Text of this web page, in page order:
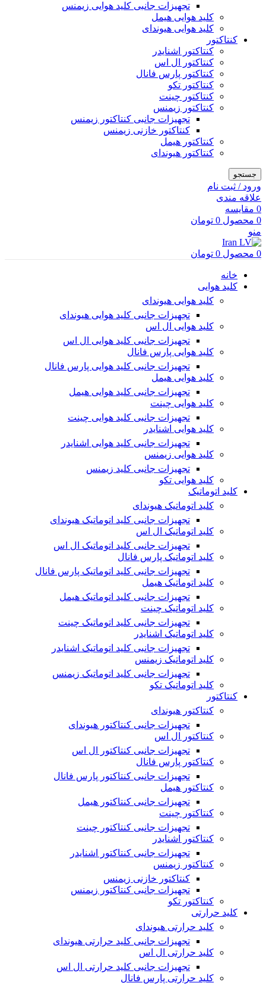
تجهیزات جانبی کلید هوایی زیمنس
کلید هوایی هیمل
کلید هوایی هیوندای
کنتاکتور
کنتاکتور اشنایدر
کنتاکتور ال اس
کنتاکتور پارس فانال
کنتاکتور تکو
کنتاکتور چینت
کنتاکتور زیمنس
تجهیزات جانبی کنتاکتور زیمنس
کنتاکتور خازنی زیمنس
کنتاکتور هیمل
کنتاکتور هیوندای
جستجو
ورود / ثبت نام
علاقه مندی
0 مقایسه
0 محصول 0 تومان
منو
0 محصول 0 تومان
خانه
کلید هوایی
کلید هوایی هیوندای
تجهیزات جانبی کلید هوایی هیوندای
کلید هوایی ال اس
تجهیزات جانبی کلید هوایی ال اس
کلید هوایی پارس فانال
تجهیزات جانبی کلید هوایی پارس فانال
کلید هوایی هیمل
تجهیزات جانبی کلید هوایی هیمل
کلید هوایی چینت
تجهیزات جانبی کلید هوایی چینت
کلید هوایی اشنایدر
تجهیزات جانبی کلید هوایی اشنایدر
کلید هوایی زیمنس
تجهیزات جانبی کلید زیمنس
کلید هوایی تکو
کلید اتوماتیک
کلید اتوماتیک هیوندای
تجهیزات جانبی کلید اتوماتیک هیوندای
کلید اتوماتیک ال اس
تجهیزات جانبی کلید اتوماتیک ال اس
کلید اتوماتیک پارس فانال
تجهیزات جانبی کلید اتوماتیک پارس فانال
کلید اتوماتیک هیمل
تجهیزات جانبی کلید اتوماتیک هیمل
کلید اتوماتیک چینت
تجهیزات جانبی کلید اتوماتیک چینت
کلید اتوماتیک اشنایدر
تجهیزات جانبی کلید اتوماتیک اشنایدر
کلید اتوماتیک زیمنس
تجهیزات جانبی کلید اتوماتیک زیمنس
کلید اتوماتیک تکو
کنتاکتور
کنتاکتور هیوندای
تجهیزات جانبی کنتاکتور هیوندای
کنتاکتور ال اس
تجهیزات جانبی کنتاکتور ال اس
کنتاکتور پارس فانال
تجهیزات جانبی کنتاکتور پارس فانال
کنتاکتور هیمل
تجهیزات جانبی کنتاکتور هیمل
کنتاکتور چینت
تجهیزات جانبی کنتاکتور چینت
کنتاکتور اشنایدر
تجهیزات جانبی کنتاکتور اشنایدر
کنتاکتور زیمنس
کنتاکتور خازنی زیمنس
تجهیزات جانبی کنتاکتور زیمنس
کنتاکتور تکو
کلید حرارتی
کلید حرارتی هیوندای
تجهیزات جانبی کلید حرارتی هیوندای
کلید حرارتی ال اس
تجهیزات جانبی کلید حرارتی ال اس
کلید حرارتی پارس فانال